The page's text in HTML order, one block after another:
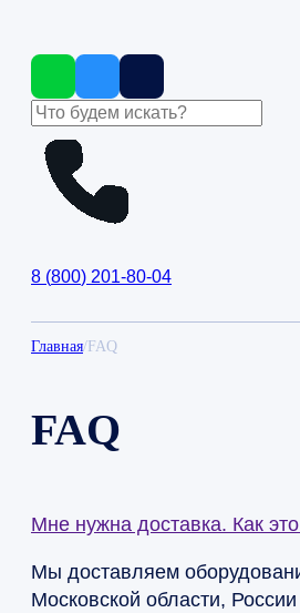
8 (800) 201-80-04
Главная/ FAQ
FAQ
Мне нужна доставка. Как
Мы доставляем
Московской области,